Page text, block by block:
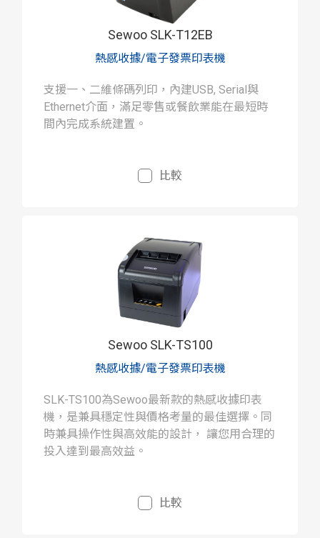
Sewoo SLK-T12EB
熱感收據/電子發票印表機
支援一、二維條碼列印，內建USB, Serial與
Ethernet介面，滿足零售或餐飲業能在最短時
間內完成系統建置。
比較
Sewoo SLK-TS100
熱感收據/電子發票印表機
SLK-TS100為Sewoo最新款的熱感收據印表
機，是兼具穩定性與價格考量的最佳選擇。同
時兼具操作性與高效能的設計， 讓您用合理的
投入達到最高效益。
比較